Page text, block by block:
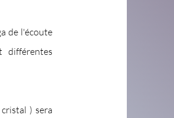
de l'écoute
) sera